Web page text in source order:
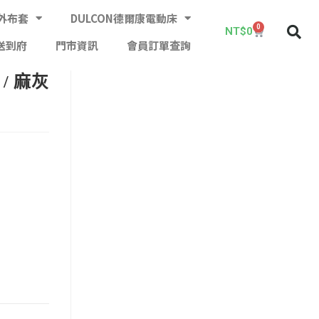
布套
DULCON德爾康電動床
到府
門市資訊 會員訂單查詢
NT$0 0
麻灰